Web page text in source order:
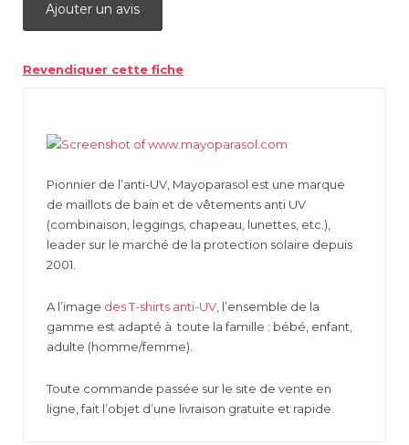
Ajouter un avis
Revendiquer cette fiche
Pionnier de l’anti-UV, Mayoparasol est une marque
de maillots de bain et de vêtements anti UV
(combinaison, leggings, chapeau, lunettes, etc.),
leader sur le marché de la protection solaire depuis
2001.
A l’image des T-shirts anti-UV , l’ensemble de la
gamme est adapté à toute la famille : bébé, enfant,
adulte (homme/femme).
Toute commande passée sur le site de vente en
ligne, fait l’objet d’une livraison gratuite et rapide.